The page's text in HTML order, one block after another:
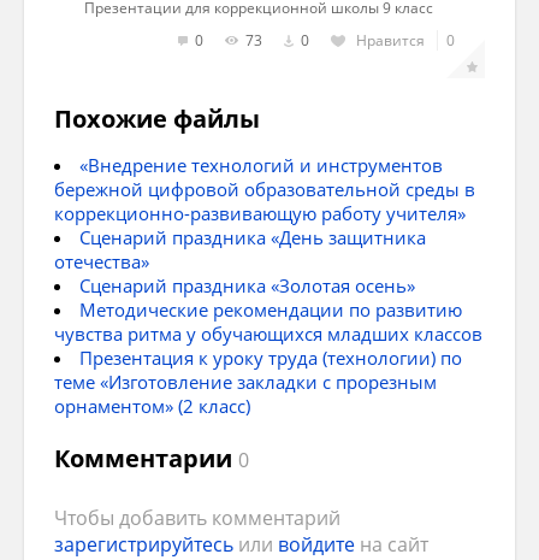
Рубанки бывают плоского и фигурного
обойтись. При обработке заготовок
операций. Одни инструменты работают в
паре, например, шпунтубель и
федергубель, другие применяются
последовательно: для черновой обработки
– шерхебель, для финишной – фуганок.
Презентации для коррекционной школы 9 класс
0
73 0 Нравится 0
Похожие файлы
«Внедрение технологий и инструментов
бережной цифровой образовательной среды в
коррекционно-развивающую работу учителя»
Сценарий праздника «День защитника
отечества»
Сценарий праздника «Золотая осень»
Методические рекомендации по развитию
чувства ритма у обучающихся младших классов
Презентация к уроку труда (технологии) по
теме «Изготовление закладки с прорезным
орнаментом» (2 класс)
Комментарии 0
Чтобы добавить комментарий
зарегистрируйтесь или войдите на сайт